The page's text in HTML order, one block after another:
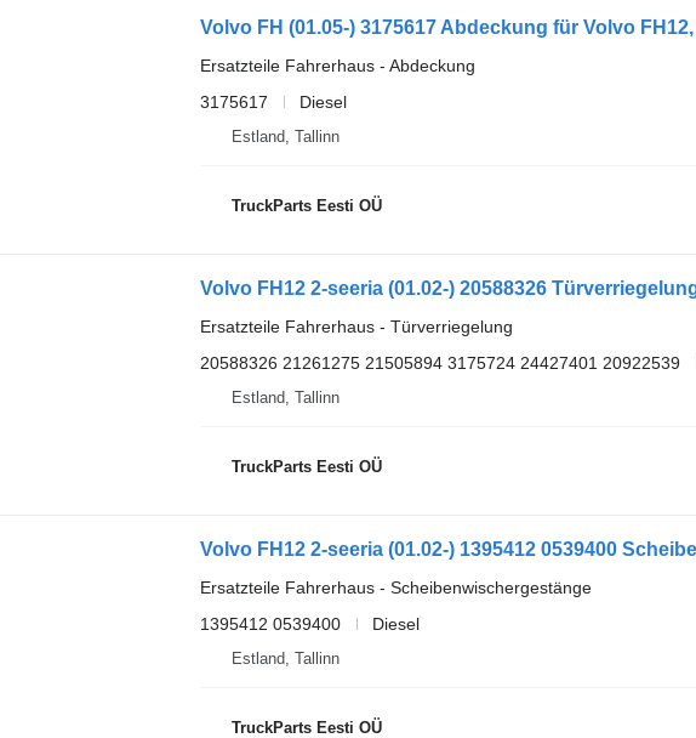
Ersatzteile Fahrerhaus - Abdeckung
3175617
Diesel
Estland, Tallinn
TruckParts Eesti OÜ
Ersatzteile Fahrerhaus - Türverriegelung
20588326 21261275 21505894 3175724 24427401 20922539
Estland, Tallinn
TruckParts Eesti OÜ
Ersatzteile Fahrerhaus - Scheibenwischergestänge
1395412 0539400
Diesel
Estland, Tallinn
TruckParts Eesti OÜ